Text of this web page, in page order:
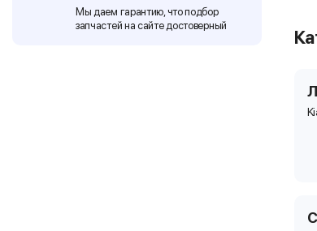
Мы даем гарантию, что подбор
запчастей на сайте достоверный